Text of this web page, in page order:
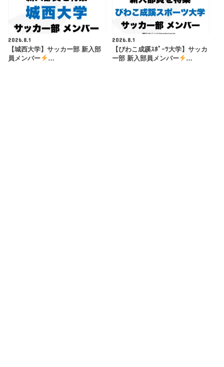
2026.8.1
【城西大学】サッカー部 新入部
員メンバー
…
2026.8.1
【びわこ成蹊ｽﾎﾟｰﾂ大学】サッカ
ー部 新入部員メンバー
…